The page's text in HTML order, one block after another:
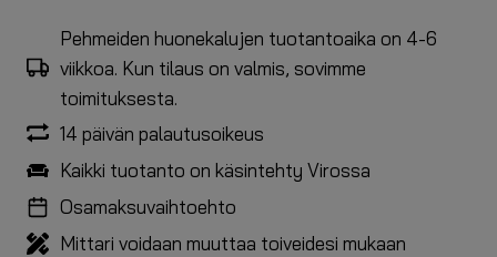
Pehmeiden huonekalujen tuotantoaika on 4-6
viikkoa. Kun tilaus on valmis, sovimme
toimituksesta.
14 päivän palautusoikeus
Kaikki tuotanto on käsintehty Virossa
Osamaksuvaihtoehto
Mittari voidaan muuttaa toiveidesi mukaan